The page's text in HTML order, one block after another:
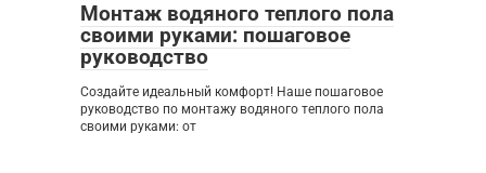
Монтаж водяного теплого пола
своими руками: пошаговое
руководство
Создайте идеальный комфорт! Наше пошаговое
руководство по монтажу водяного теплого пола
своими руками: от